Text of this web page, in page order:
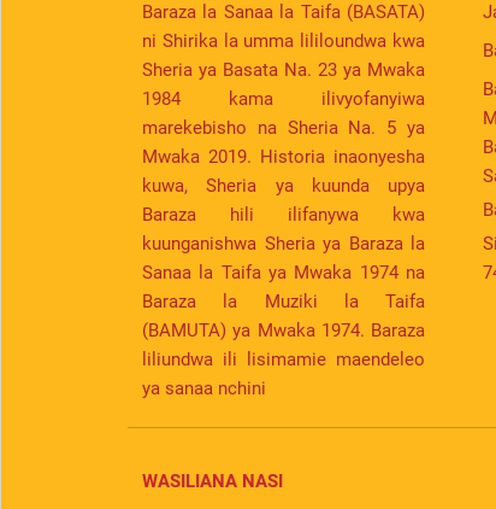
Baraza la Sanaa la Taifa (BASATA)
ni Shirika la umma lililoundwa kwa
Sheria ya Basata Na. 23 ya Mwaka
1984 kama ilivyofanyiwa
marekebisho na Sheria Na. 5 ya
Mwaka 2019. Historia inaonyesha
kuwa, Sheria ya kuunda upya
Baraza hili ilifanywa kwa
kuunganishwa Sheria ya Baraza la
Sanaa la Taifa ya Mwaka 1974 na
Baraza la Muziki la Taifa
(BAMUTA) ya Mwaka 1974. Baraza
liliundwa ili lisimamie maendeleo
ya sanaa nchini
WASILIANA NASI